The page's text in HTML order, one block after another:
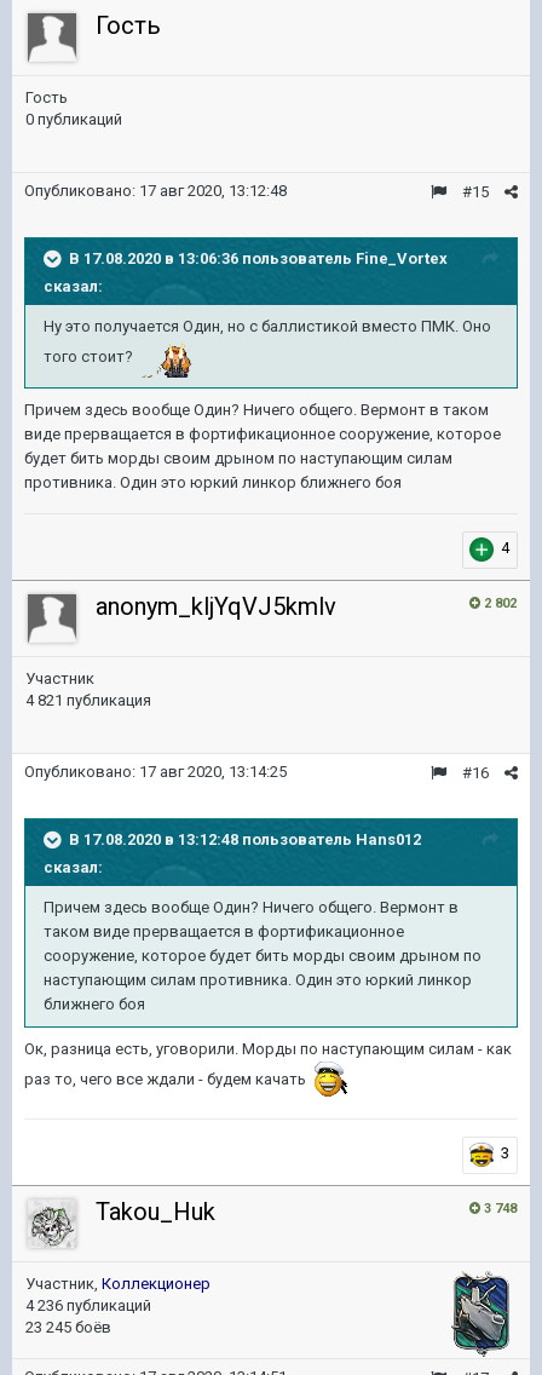
Гость
Гость
0 публикаций
#15
Опубликовано: 17 авг 2020, 13:12:48
В 17.08.2020 в 13:06:36 пользователь Fine_Vortex
сказал:
Ну это получается Один, но с баллистикой вместо ПМК. Оно
того стоит?
Причем здесь вообще Один? Ничего общего. Вермонт в таком
виде прерващается в фортификационное сооружение, которое
будет бить морды своим дрыном по наступающим силам
противника. Один это юркий линкор ближнего боя
4
2 802
anonym_kljYqVJ5kmlv
Участник
4 821 публикация
#16
Опубликовано: 17 авг 2020, 13:14:25
В 17.08.2020 в 13:12:48 пользователь Hans012
сказал:
Причем здесь вообще Один? Ничего общего. Вермонт в
таком виде прерващается в фортификационное
сооружение, которое будет бить морды своим дрыном по
наступающим силам противника. Один это юркий линкор
ближнего боя
Ок, разница есть, уговорили. Морды по наступающим силам - как
раз то, чего все ждали - будем качать
3
3 748
Takou_Huk
Участник, Коллекционер
4 236 публикаций
23 245 боёв